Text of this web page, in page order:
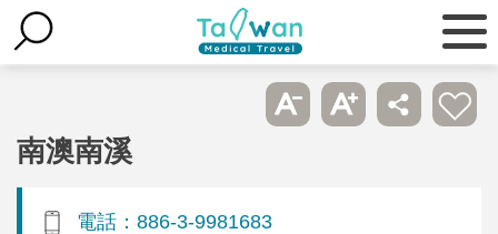
南澳南溪
電話：886-3-9981683